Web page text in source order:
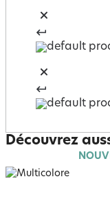
Découvrez